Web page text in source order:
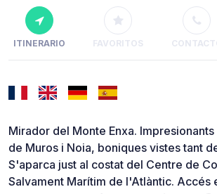
ITINERARIO FAVORITOS
Mirador del Monte Enxa.
de Muros i Noia, boniques vistes tant
S'aparca just al costat del Centre de
Salvament Marítim de l'Atlàntic. Accés